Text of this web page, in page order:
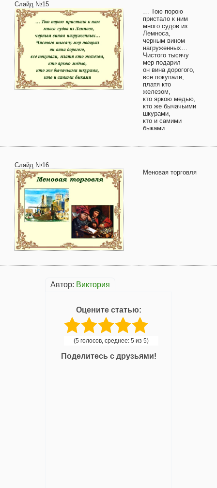
Слайд №15
… Тою порою
пристало к ним
много судов из
Лемноса,
черным вином
нагруженных…
Чистого тысячу
мер подарил
он вина дорогого,
все покупали,
платя кто
железом,
кто яркою медью,
кто же бычачьими
шкурами,
кто и самими
быками
Слайд №16
Меновая торговля
Автор: Виктория
Оцените статью:
(5 голосов, среднее: 5 из 5)
Поделитесь с друзьями!